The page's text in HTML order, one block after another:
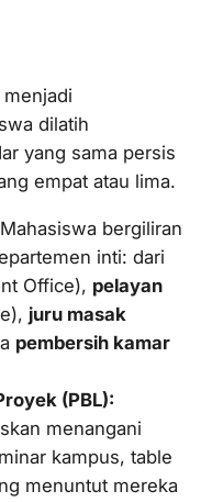
dilatih
yang sama persis
empat atau lima.
Mahasiswa bergiliran
inti: dari
Office), pelayan
), juru masak
pembersih kamar
(PBL):
menangani
kampus, table
menuntut mereka